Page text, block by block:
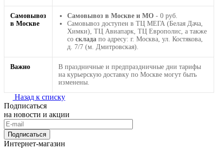
Самовывоз
в Москве
Самовывоз в Москве и МО - 0 руб.
Самовывоз доступен в ТЦ МЕГА (Белая Дача,
Химки), ТЦ Авиапарк, ТЦ Европолис, а также
со склада по адресу: г. Москва, ул. Костякова,
д. 7/7 (м. Дмитровская).
Важно
В праздничные и предпраздничные дни тарифы
на курьерскую доставку по Москве могут быть
изменены.
Назад к списку
Подписаться
на новости и акции
Подписаться
Интернет-магазин